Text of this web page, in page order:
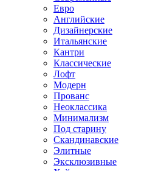
Евро
Английские
Дизайнерские
Итальянские
Кантри
Классические
Лофт
Модерн
Прованс
Неоклассика
Минимализм
Под старину
Скандинавские
Элитные
Эксклюзивные